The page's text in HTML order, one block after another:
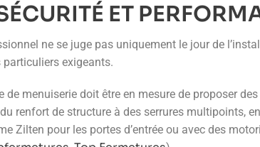
ET
ne se juge pas uniquement le jour de
exigeants.
de menuiserie doit être en mesure de proposer
renfort de structure à des serrures multipoints,
Zilten pour les portes d’entrée ou avec des